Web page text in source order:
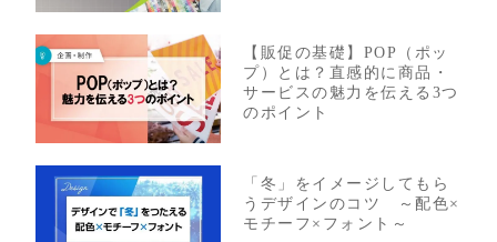
【販促の基礎】POP（ポッ
プ）とは？直感的に商品・
サービスの魅力を伝える3つ
のポイント
「冬」をイメージしてもら
うデザインのコツ ～配色×
モチーフ×フォント～